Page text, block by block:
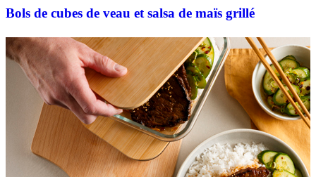
Bols de cubes de veau et salsa de maïs grillé